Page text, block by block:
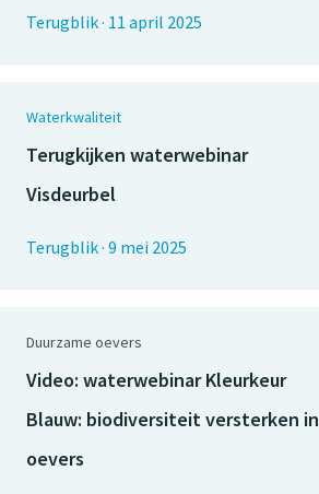
Terugblik· 11 april 2025
Waterkwaliteit
Terugkijken waterwebinar
Visdeurbel
Terugblik· 9 mei 2025
Duurzame oevers
Video: waterwebinar Kleurkeur
Blauw: biodiversiteit versterken in
oevers